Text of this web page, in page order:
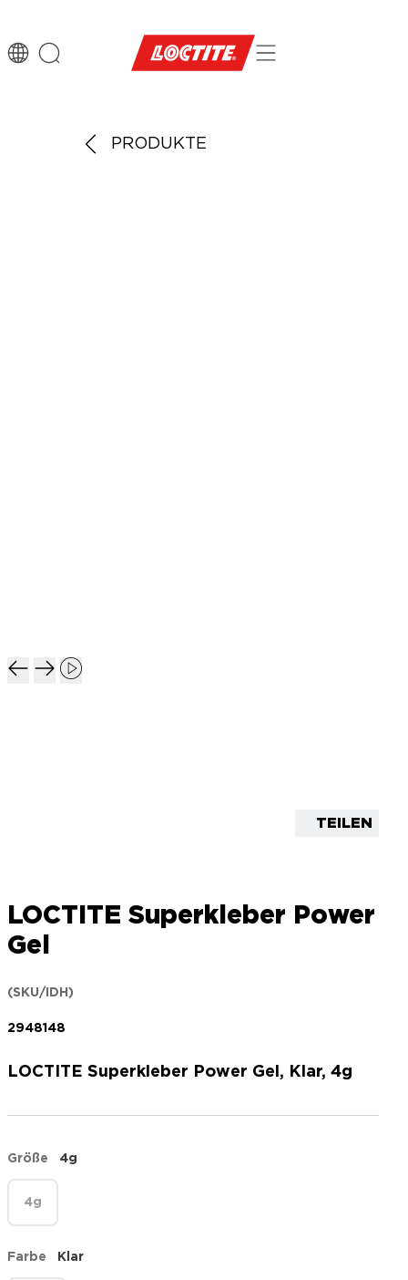
PRODUKTE
TEILEN
LOCTITE Superkleber Power
Gel
(SKU/IDH)
2948148
LOCTITE Superkleber Power Gel, Klar, 4g
Größe 4g
4g
Farbe Klar